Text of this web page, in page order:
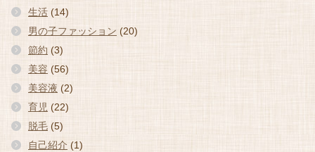
生活 (14)
男の子ファッション (20)
節約 (3)
美容 (56)
美容液 (2)
育児 (22)
脱毛 (5)
自己紹介 (1)